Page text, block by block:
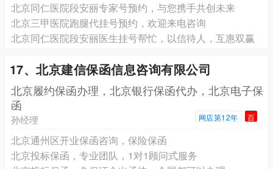
北京同仁医院段安丽专家号预约，与您携手共创未来
北京三甲医院跑腿代挂号预约，欢迎来电咨询
北京同仁医院段安丽医生挂号帮忙，以信待人，互惠双赢
17、北京建信保函信息咨询有限公司
北京履约保函办理，北京银行保函代办，北京电子保
函
孙经理 网店第12年 百
北京通州区开业保函咨询，保险保函
北京投标保函，专业团队，1对1顾问式服务